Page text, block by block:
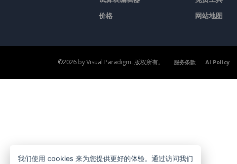
价格
网站地图
©2026 by Visual Paradigm. 版权所有。 服务条款 AI Policy
我们使用 cookies 来为您提供更好的体验。通过访问我们